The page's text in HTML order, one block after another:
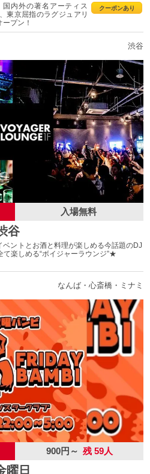
クーポンあり
国内外の著名アーティス
東京屈指のラグジュアリ
プン！
渋谷
入場無料
谷
ントとお酒と料理が楽しめる今話題のDJ
楽しめる“ボイジャーラウンジ”★
なんば・心斎橋・ミナミ
900円～ 残 59人
曜日